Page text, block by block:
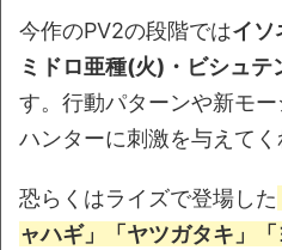
今作のPV2の段階ではイソ
ミドロ亜種(火)・ビシュテ
す。行動パターンや新モ
ハンターに刺激を与えてく
恐らくはライズで登場した
ャハギ」「ヤツガタキ」「